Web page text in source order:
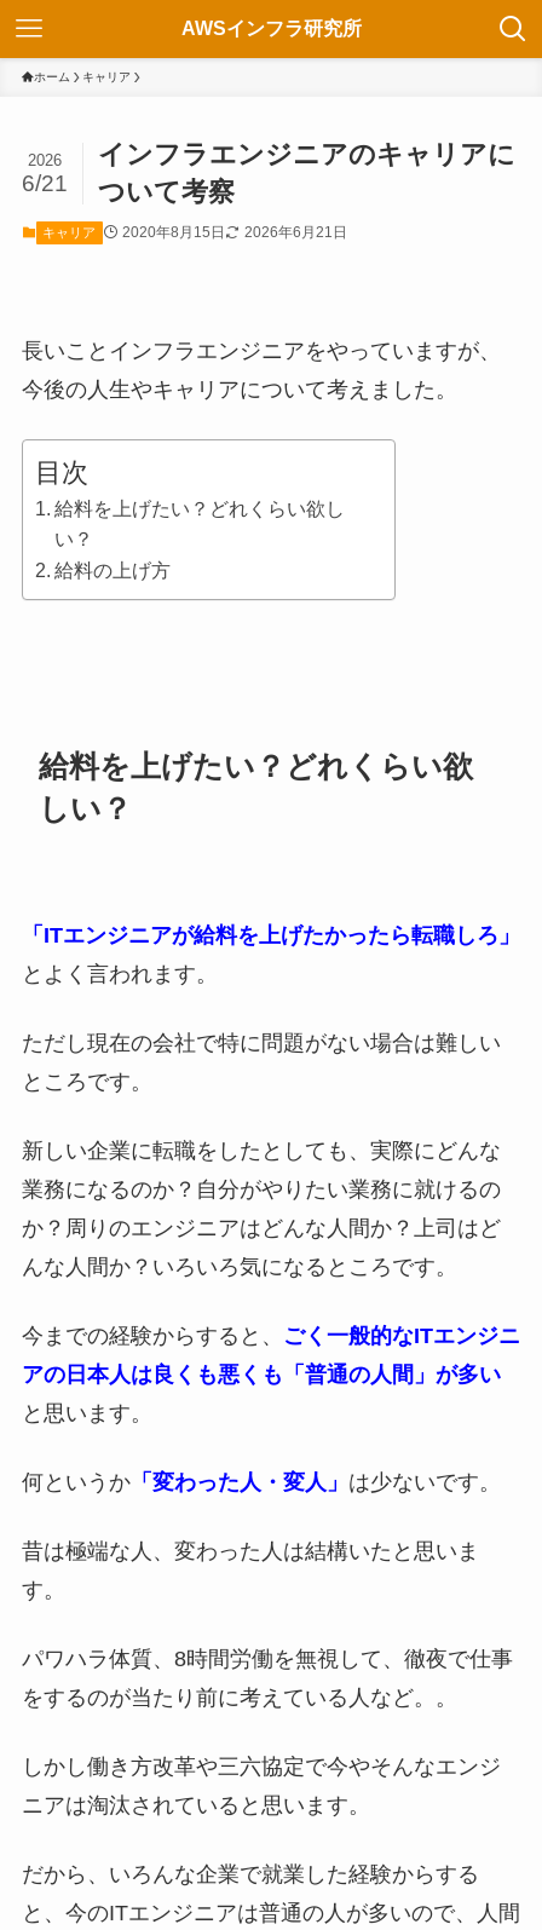
AWSインフラ研究所
ホーム キャリア
インフラエンジニアのキャリアに
ついて考察
2026
6/21
キャリア 2020年8月15日 2026年6月21日
長いことインフラエンジニアをやっていますが、
今後の人生やキャリアについて考えました。
目次
給料を上げたい？どれくらい欲し
い？
給料の上げ方
給料を上げたい？どれくらい欲
しい？
「ITエンジニアが給料を上げたかったら転職しろ」
とよく言われます。
ただし現在の会社で特に問題がない場合は難しい
ところです。
新しい企業に転職をしたとしても、実際にどんな
業務になるのか？自分がやりたい業務に就けるの
か？周りのエンジニアはどんな人間か？上司はど
んな人間か？いろいろ気になるところです。
今までの経験からすると、
ごく一般的なITエンジニ
アの日本人は良くも悪くも「普通の人間」が多い
と思います。
何というか「変わった人・変人」 は少ないです。
昔は極端な人、変わった人は結構いたと思いま
す。
パワハラ体質、8時間労働を無視して、徹夜で仕事
をするのが当たり前に考えている人など。。
しかし働き方改革や三六協定で今やそんなエンジ
ニアは淘汰されていると思います。
だから、いろんな企業で就業した経験からする
と、今のITエンジニアは普通の人が多いので、人間